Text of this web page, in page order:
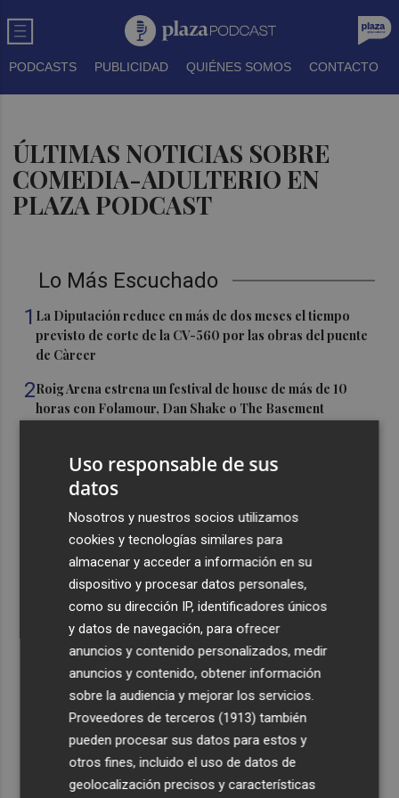
PODCASTS PUBLICIDAD QUIÉNES SOMOS CONTACTO
ÚLTIMAS NOTICIAS SOBRE
COMEDIA-ADULTERIO EN
PLAZA PODCAST
Lo Más Escuchado
1 La Diputación reduce en más de dos meses el tiempo
previsto de corte de la CV-560 por las obras del puente
de Càrcer
2Roig Arena estrena un festival de house de más de 10
horas con Folamour, Dan Shake o The Basement
suspensión de Schengen hasta el 15 de agosto
Leire Díez niega que su "investigación" buscara
"desestabilizar" ninguna causa "que afectara a los
intereses del PSOE"
Castelló acogerá la obra "Helios y Selene" de la
compañía Te Falta Calle: será creada para el eclipse
Recibe toda la actualidad de
Plaza Podcast en tu correo
Quiero suscribirme
Uso responsable de sus
datos
Nosotros y nuestros socios utilizamos
cookies y tecnologías similares para
almacenar y acceder a información en su
dispositivo y procesar datos personales,
como su dirección IP, identificadores únicos
y datos de navegación, para ofrecer
anuncios y contenido personalizados, medir
anuncios y contenido, obtener información
sobre la audiencia y mejorar los servicios.
Proveedores de terceros (1913) también
pueden procesar sus datos para estos y
otros fines, incluido el uso de datos de
geolocalización precisos y características